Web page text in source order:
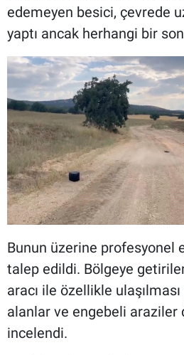
edemeyen besici, çevrede
yaptı ancak herhangi bir
Bunun üzerine profesyonel
talep edildi. Bölgeye
aracı ile özellikle
alanlar ve engebeli araziler
incelendi.